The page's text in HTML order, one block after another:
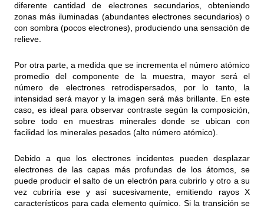
diferente cantidad de electrones secundarios, obteniendo
zonas más iluminadas (abundantes electrones secundarios) o
con sombra (pocos electrones), produciendo una sensación de
relieve.
Por otra parte, a medida que se incrementa el número atómico
promedio del componente de la muestra, mayor será el
número de electrones retrodispersados, por lo tanto, la
intensidad será mayor y la imagen será más brillante. En este
caso, es ideal para observar contraste según la composición,
sobre todo en muestras minerales donde se ubican con
facilidad los minerales pesados (alto número atómico).
Debido a que los electrones incidentes pueden desplazar
electrones de las capas más profundas de los átomos, se
puede producir el salto de un electrón para cubrirlo y otro a su
vez cubriría ese y así sucesivamente, emitiendo rayos X
característicos para cada elemento químico. Si la transición se